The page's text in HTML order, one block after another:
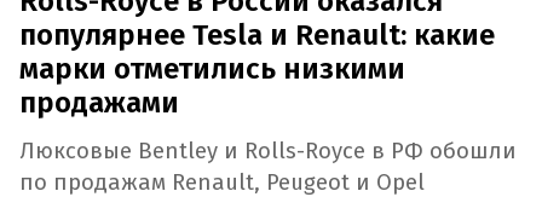
популярнее Tesla и Renault: какие
марки отметились низкими
продажами
Люксовые Bentley и Rolls-Royce в РФ обошли
по продажам Renault, Peugeot и Opel